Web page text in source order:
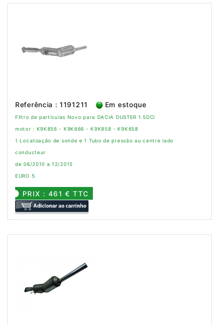
Referência : 1191211 Em estoque
Filtro de partículas Novo para DACIA DUSTER 1.5DCi
motor : K9K856 - K9K666 - K9K858 - K9K658
1 Localização de sonde e 1 Tubo de pressão au centre lado
conducteur
de 06/2010 a 12/2015
EURO 5
PRIX : 461 € TTC